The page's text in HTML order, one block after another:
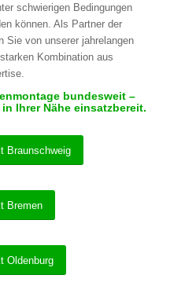
schwierigen Bedingungen
können. Als Partner der
Sie von unserer jahrelangen
Kombination aus
bundesweit –
Ihrer Nähe einsatzbereit.
Braunschweig
Bremen
Oldenburg